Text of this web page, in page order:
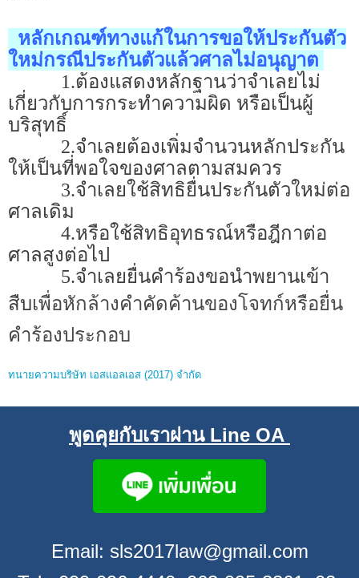
หลักเกณฑ์ทางแก้ในการขอให้ประกันตัว
ใหม่กรณีประกันตัวแล้วศาลไม่อนุญาต
1.ต้องแสดงหลักฐานว่าจำเลยไม่
เกี่ยวกับการกระทำความผิด หรือเป็นผู้
บริสุทธิ์
2.จำเลยต้องเพิ่มจำนวนหลักประกัน
ให้เป็นที่พอใจของศาลตามสมควร
3.จำเลยใช้สิทธิยื่นประกันตัวใหม่ต่อ
ศาลเดิม
4.หรือใช้สิทธิอุทธรณ์หรือฎีกาต่อ
ศาลสูงต่อไป
5.จำเลยยื่นคำร้องขอนำพยานเข้า
สืบเพื่อหักล้างคำคัดค้านของโจทก์หรือยื่น
คำร้องประกอบ
ทนายความบริษัท เอสแอลเอส (2017) จำกัด
พูดคุยกับเราผ่าน Line OA
Email: sls2017law@gmail.com